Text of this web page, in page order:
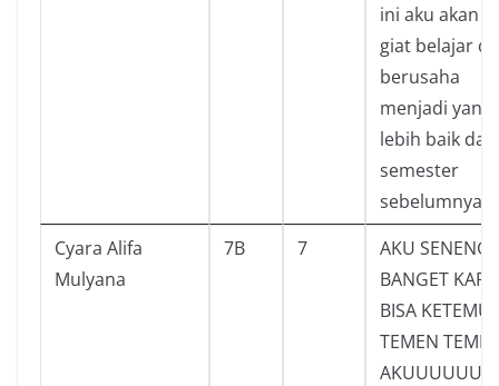
ini aku akan
giat belajar
berusaha
menjadi yang
lebih baik dari
semester
sebelumnya
Cyara Alifa
Mulyana
7B 7
AKU SENENG
BANGET
BISA KETEMU
TEMEN
AKUUUUUU